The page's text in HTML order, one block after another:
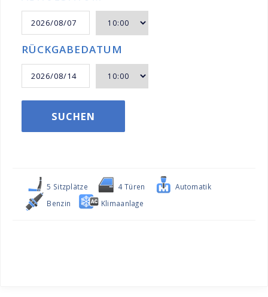
RÜCKGABEDATUM
SUCHEN
5 Sitzplätze 4 Türen
Automatik
Benzin
Klimaanlage